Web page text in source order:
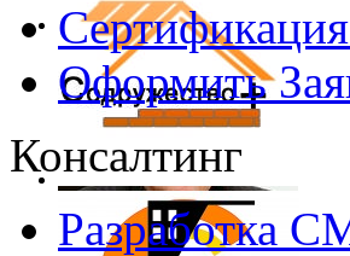
Оформить
Консалтинг
Разработка